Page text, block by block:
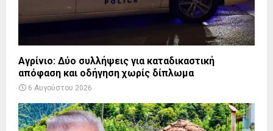
Αγρίνιο: Δύο συλλήψεις για καταδικαστική
απόφαση και οδήγηση χωρίς δίπλωμα
6 Αυγούστου 2026